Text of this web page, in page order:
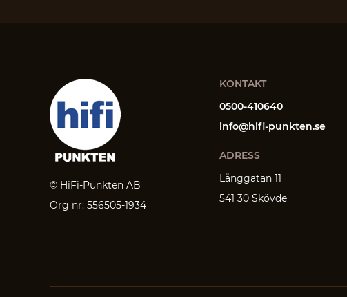
© HiFi-Punkten AB
Org nr: 556505-1934
KONTAKT
0500-410640
info@hifi-punkten.se
ADRESS
Långgatan 11
541 30 Skövde